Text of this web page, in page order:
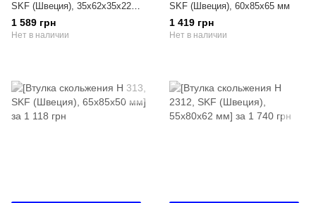
SKF (Швеция), 35х62х35х22
мм, радиально-сферический
1 589 грн
Нет в наличии
SKF (Швеция), 60х85х65 мм
1 419 грн
Нет в наличии